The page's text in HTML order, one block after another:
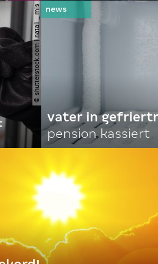
© shutterstock.com | natali _ mis
vater in
pension kassiert